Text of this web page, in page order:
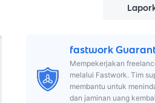
fastwork
Mempekerjakan
melalui Fastwork. Tim
membantu untuk
dan jaminan uang